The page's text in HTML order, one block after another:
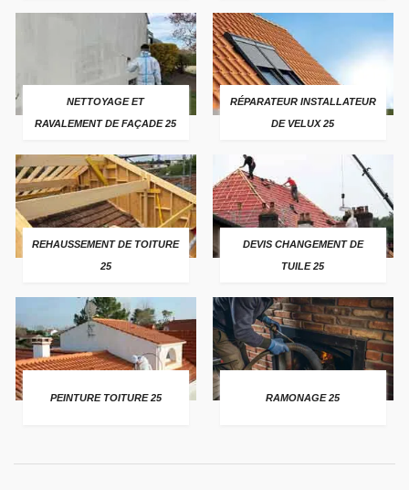
NETTOYAGE ET
RAVALEMENT DE FAÇADE 25
RÉPARATEUR INSTALLATEUR
DE VELUX 25
REHAUSSEMENT DE TOITURE
25
DEVIS CHANGEMENT DE
TUILE 25
PEINTURE TOITURE 25 RAMONAGE 25